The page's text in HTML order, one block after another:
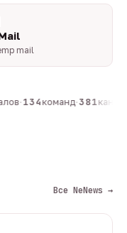
mail
·134команд·381
Все NeNews →